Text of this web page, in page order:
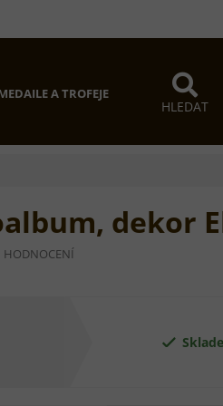
HLEDAT
A TROFEJE PROČ MY?
dekor
HODNOCENÍ